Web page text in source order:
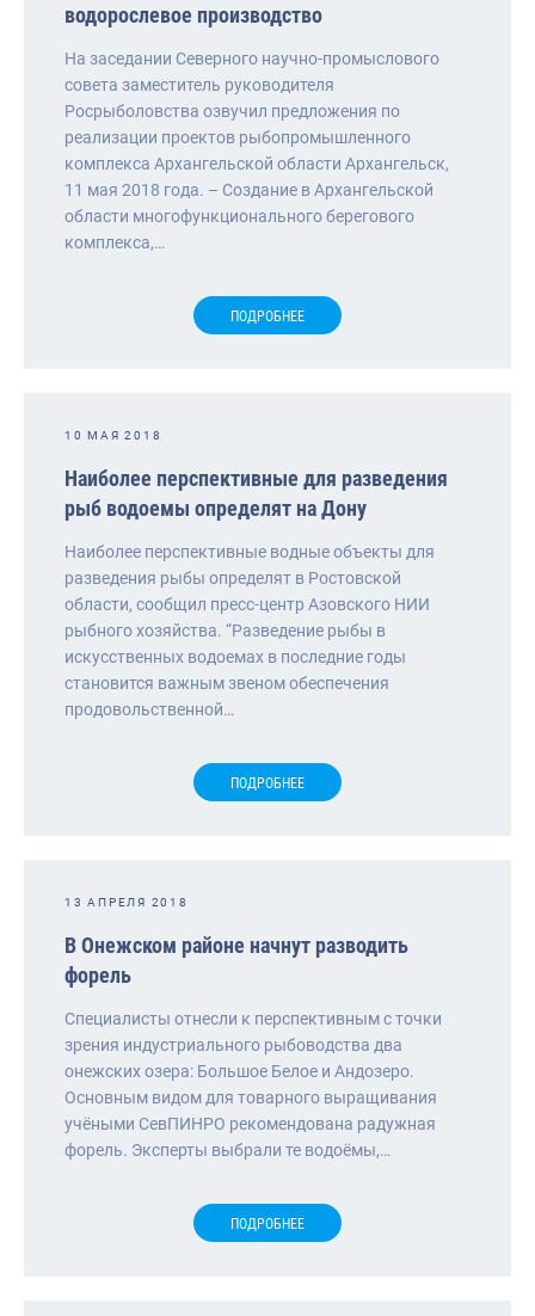
водорослевое производство
На заседании Северного научно-промыслового
совета заместитель руководителя
Росрыболовства озвучил предложения по
реализации проектов рыбопромышленного
комплекса Архангельской области Архангельск,
11 мая 2018 года. – Создание в Архангельской
области многофункционального берегового
комплекса,…
ПОДРОБНЕЕ
10 МАЯ 2018
Наиболее перспективные для разведения
рыб водоемы определят на Дону
Наиболее перспективные водные объекты для
разведения рыбы определят в Ростовской
области, сообщил пресс-центр Азовского НИИ
рыбного хозяйства. “Разведение рыбы в
искусственных водоемах в последние годы
становится важным звеном обеспечения
продовольственной…
ПОДРОБНЕЕ
13 АПРЕЛЯ 2018
В Онежском районе начнут разводить
форель
Специалисты отнесли к перспективным с точки
зрения индустриального рыбоводства два
онежских озера: Большое Белое и Андозеро.
Основным видом для товарного выращивания
учёными СевПИНРО рекомендована радужная
форель. Эксперты выбрали те водоёмы,…
ПОДРОБНЕЕ